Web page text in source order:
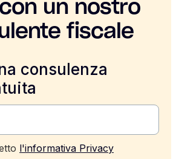
un nostro
fiscale
consulenza
l'informativa Privacy